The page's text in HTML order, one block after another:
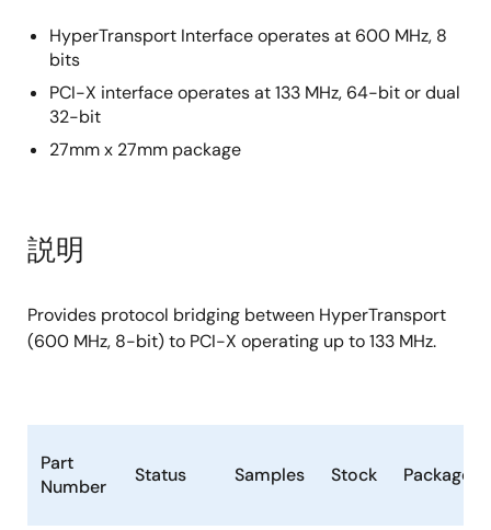
HyperTransport Interface operates at 600 MHz, 8
bits
PCI-X interface operates at 133 MHz, 64-bit or dual
32-bit
27mm x 27mm package
説明
Provides protocol bridging between HyperTransport
(600 MHz, 8-bit) to PCI-X operating up to 133 MHz.
Part
Number
Status Samples Stock Package